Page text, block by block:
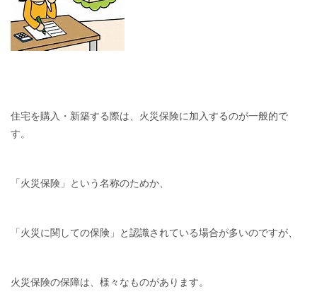
住宅を購入・新築する際は、火災保険に加入するのが一般的で
す。
「火災保険」という名称のためか、
「火災に関しての保険」と認識されている場合が多いのですが、
火災保険の保障は、様々なものがあります。